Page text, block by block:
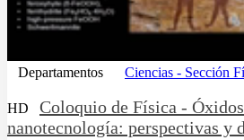
Departamentos Ciencias - Sección
HD
Coloquio de Física -
nanotecnología: perspectivas y